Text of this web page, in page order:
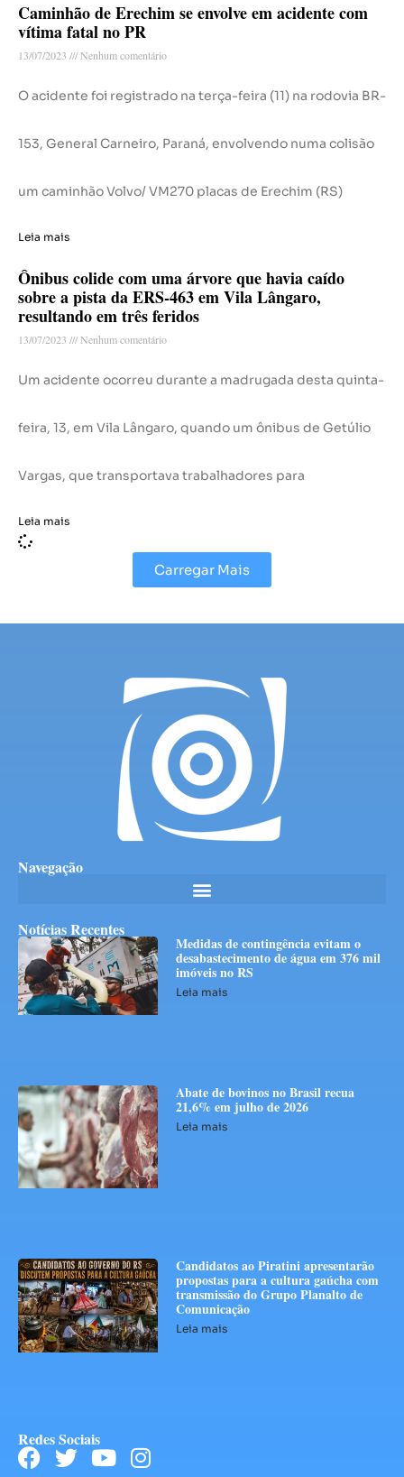
Caminhão de Erechim se envolve em acidente com
vítima fatal no PR
13/07/2023 Nenhum comentário
O acidente foi registrado na terça-feira (11) na rodovia BR-
153, General Carneiro, Paraná, envolvendo numa colisão
um caminhão Volvo/ VM270 placas de Erechim (RS)
Leia mais
Ônibus colide com uma árvore que havia caído
sobre a pista da ERS-463 em Vila Lângaro,
resultando em três feridos
13/07/2023 Nenhum comentário
Um acidente ocorreu durante a madrugada desta quinta-
feira, 13, em Vila Lângaro, quando um ônibus de Getúlio
Vargas, que transportava trabalhadores para
Leia mais
Carregar Mais
Navegação
Notícias Recentes
Medidas de contingência evitam o
desabastecimento de água em 376 mil
imóveis no RS
Leia mais
Abate de bovinos no Brasil recua
21,6% em julho de 2026
Leia mais
Candidatos ao Piratini apresentarão
propostas para a cultura gaúcha com
transmissão do Grupo Planalto de
Comunicação
Leia mais
Redes Sociais